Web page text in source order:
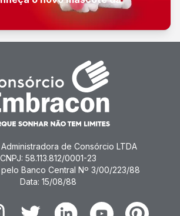
de Consórcio LTDA
CNPJ: 58.113.812/0001-23
Banco Central Nº 3/00/223/88
Data: 15/08/88
Twitter LinkedinYoutubePinterest